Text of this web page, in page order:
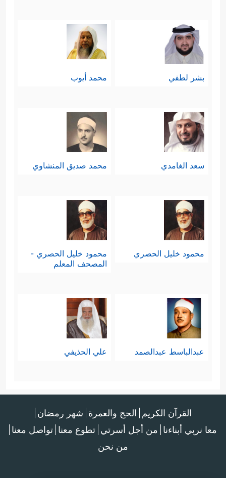
بشر لطفي محمد أيوب
سعد الغامدي محمد صديق المنشاوي
محمود خليل الحصري
محمود خليل الحصري -
المصحف المعلم
عبدالباسط عبدالصمد علي الحذيفي
القرآن الكريم الحج والعمرة شهر رمضان
معا نربي أبناءنا من أجل أسرتي تطوع معنا تواصل معنا
من نحن